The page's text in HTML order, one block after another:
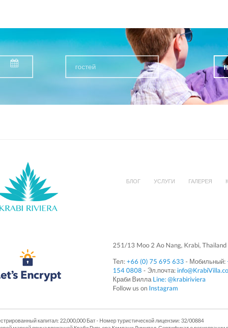
гостей
БЛОГ УСЛУГИ ГАЛЕРЕЯ
251/13 Moo 2 Ao Nang, Krabi,
Тел:+66 (0) 75 695 633 - Мобильный:
154 0808 - Эл.почта:
Краби Вилла Line: @krabiriviera
Follow us on Instagram
капитал: 22,000,000 Бат - Номер туристической лицензии: 32/00884